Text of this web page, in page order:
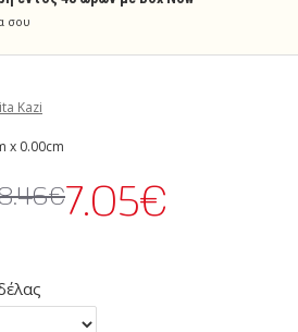
σου
Kazi
x 0.00cm
7.05€